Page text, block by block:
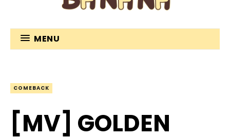
MENU
COMEBACK
[MV] GOLDEN